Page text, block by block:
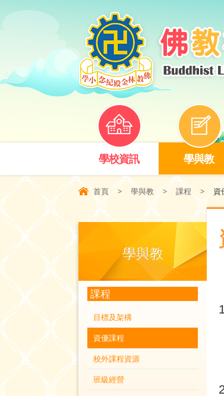
學校資訊 學與教
首頁 > 學與教 > 課程 > 資
學與教
課程
目標及架構
資優課程
校外課程資源
班級經營